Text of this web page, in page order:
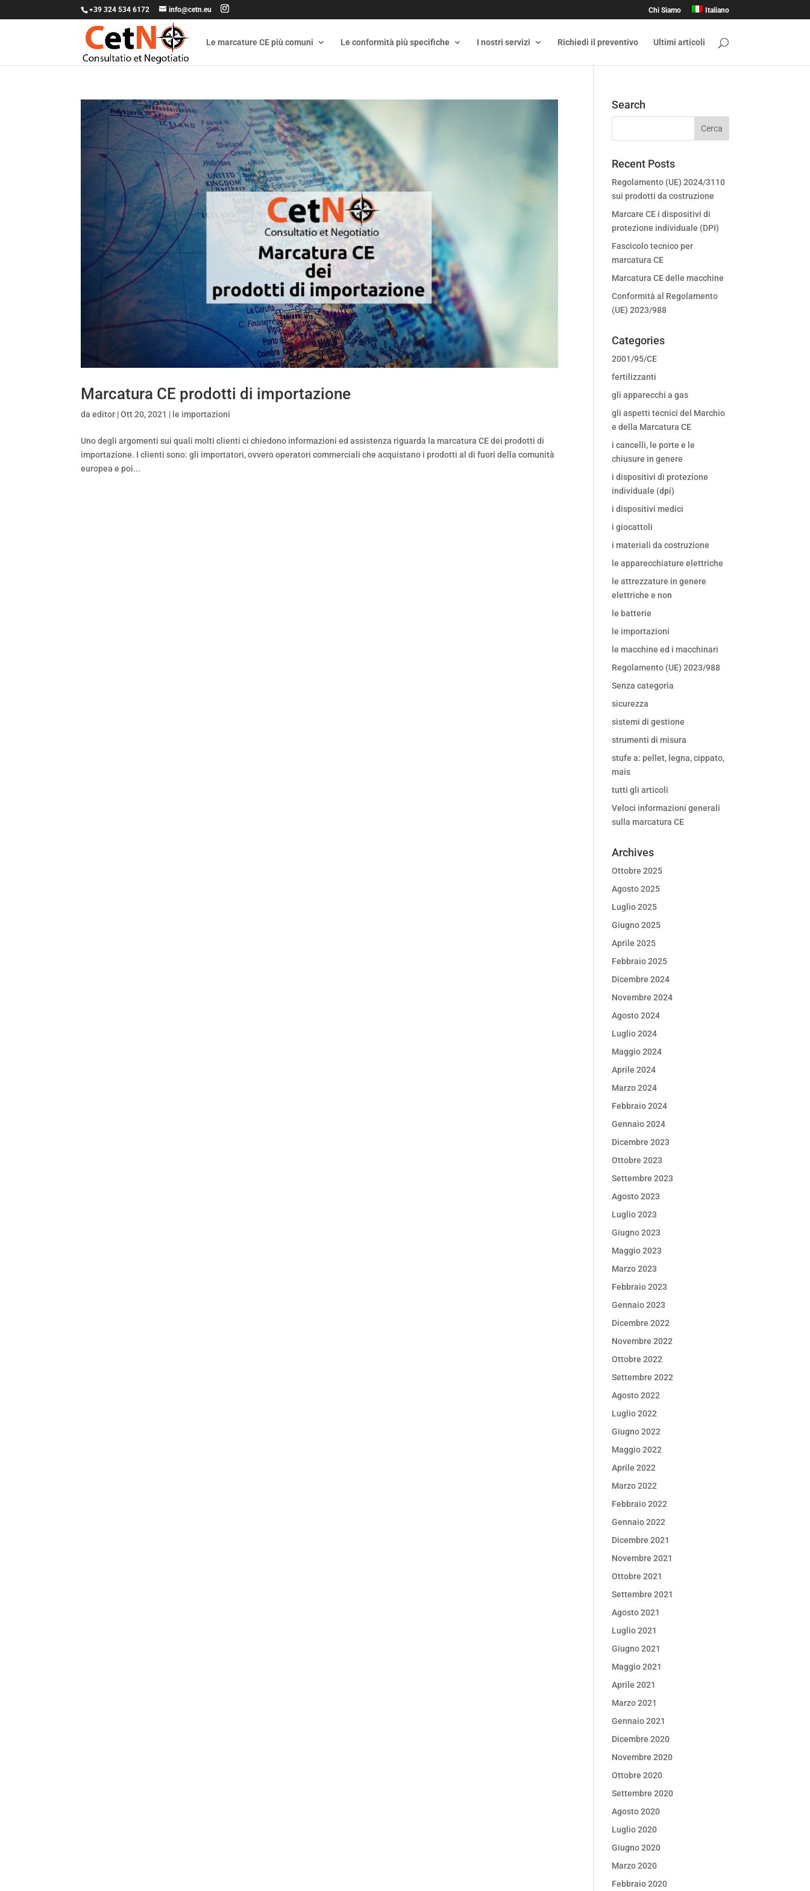
+39 324 534 6172 info@cetn.eu Chi Siamo Italiano
Le marcature CE più comuni Le conformità più specifiche I nostri servizi Richiedi il preventivo Ultimi articoli
Marcatura CE prodotti di importazione
daeditor |Ott 20, 2021 | le importazioni
Uno degli argomenti sui quali molti clienti ci chiedono informazioni ed assistenza riguarda la marcatura CE dei prodotti di
importazione. I clienti sono: gli importatori, ovvero operatori commerciali che acquistano i prodotti al di fuori della comunità
europea e poi...
Search
Recent Posts
Regolamento (UE) 2024/3110
sui prodotti da costruzione
Marcare CE i dispositivi di
protezione individuale (DPI)
Fascicolo tecnico per
marcatura CE
Marcatura CE delle macchine
Conformità al Regolamento
(UE) 2023/988
Categories
2001/95/CE
fertilizzanti
gli apparecchi a gas
gli aspetti tecnici del Marchio
e della Marcatura CE
i cancelli, le porte e le
chiusure in genere
i dispositivi di protezione
individuale (dpi)
i dispositivi medici
i giocattoli
i materiali da costruzione
le apparecchiature elettriche
le attrezzature in genere
elettriche e non
le batterie
le importazioni
le macchine ed i macchinari
Regolamento (UE) 2023/988
Senza categoria
sicurezza
sistemi di gestione
strumenti di misura
stufe a: pellet, legna, cippato,
mais
tutti gli articoli
Veloci informazioni generali
sulla marcatura CE
Archives
Ottobre 2025
Agosto 2025
Luglio 2025
Giugno 2025
Aprile 2025
Febbraio 2025
Dicembre 2024
Novembre 2024
Agosto 2024
Luglio 2024
Maggio 2024
Aprile 2024
Marzo 2024
Febbraio 2024
Gennaio 2024
Dicembre 2023
Ottobre 2023
Settembre 2023
Agosto 2023
Luglio 2023
Giugno 2023
Maggio 2023
Marzo 2023
Febbraio 2023
Gennaio 2023
Dicembre 2022
Novembre 2022
Ottobre 2022
Settembre 2022
Agosto 2022
Luglio 2022
Giugno 2022
Maggio 2022
Aprile 2022
Marzo 2022
Febbraio 2022
Gennaio 2022
Dicembre 2021
Novembre 2021
Ottobre 2021
Settembre 2021
Agosto 2021
Luglio 2021
Giugno 2021
Maggio 2021
Aprile 2021
Marzo 2021
Gennaio 2021
Dicembre 2020
Novembre 2020
Ottobre 2020
Settembre 2020
Agosto 2020
Luglio 2020
Giugno 2020
Marzo 2020
Febbraio 2020